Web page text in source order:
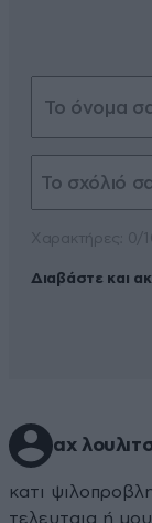
Διαβάστε και
αχ
κατι
τελευταια ή